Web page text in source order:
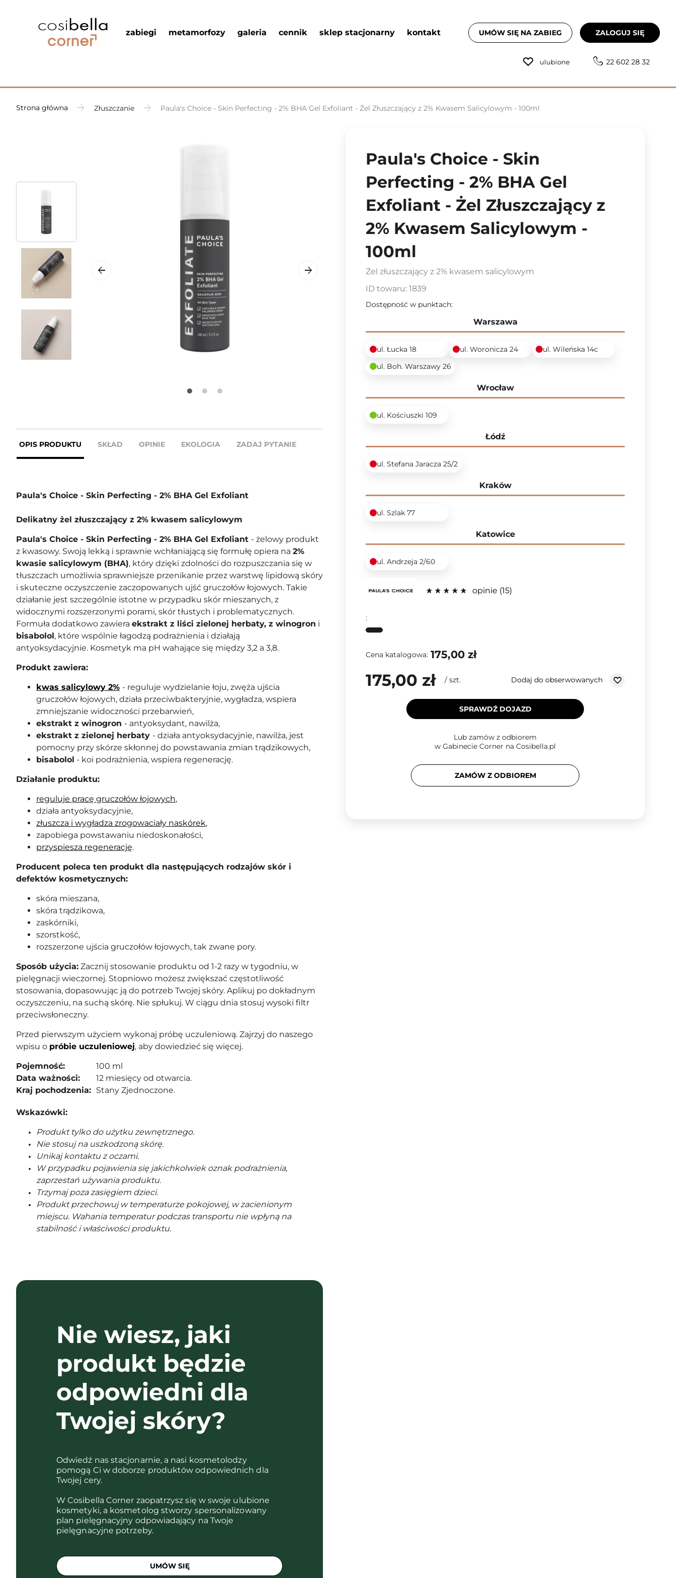
zabiegi metamorfozy galeria cennik sklep stacjonarny kontakt UMÓW SIĘ NA ZABIEG ZALOGUJ SIĘ
ulubione 22 602 28 32
Strona główna Złuszczanie Paula's Choice - Skin Perfecting - 2% BHA Gel Exfoliant - Żel Złuszczający z 2% Kwasem Salicylowym - 100ml
OPIS PRODUKTU SKŁAD OPINIE EKOLOGIA ZADAJ PYTANIE
Paula's Choice - Skin Perfecting - 2% BHA Gel Exfoliant
Delikatny żel złuszczający z 2% kwasem salicylowym
Paula's Choice - Skin Perfecting - 2% BHA Gel Exfoliant - żelowy produkt
z kwasowy. Swoją lekką i sprawnie wchłaniającą się formułę opiera na 2%
kwasie salicylowym (BHA), który dzięki zdolności do rozpuszczania się w
tłuszczach umożliwia sprawniejsze przenikanie przez warstwę lipidową skóry
i skuteczne oczyszczenie zaczopowanych ujść gruczołów łojowych. Takie
działanie jest szczególnie istotne w przypadku skór mieszanych, z
widocznymi rozszerzonymi porami, skór tłustych i problematycznych.
Formuła dodatkowo zawiera ekstrakt z liści zielonej herbaty, z winogron i
bisabolol, które wspólnie łagodzą podrażnienia i działają
antyoksydacyjnie. Kosmetyk ma pH wahające się między 3,2 a 3,8.
Produkt zawiera:
kwas salicylowy 2% - reguluje wydzielanie łoju, zwęża ujścia
gruczołów łojowych, działa przeciwbakteryjnie, wygładza, wspiera
zmniejszanie widoczności przebarwień,
ekstrakt z winogron - antyoksydant, nawilża,
ekstrakt z zielonej herbaty - działa antyoksydacyjnie, nawilża, jest
pomocny przy skórze skłonnej do powstawania zmian trądzikowych,
bisabolol - koi podrażnienia, wspiera regenerację.
Działanie produktu:
reguluje pracę gruczołów łojowych,
działa antyoksydacyjnie,
złuszcza i wygładza zrogowaciały naskórek,
zapobiega powstawaniu niedoskonałości,
przyspiesza regenerację.
Producent poleca ten produkt dla następujących rodzajów skór i
defektów kosmetycznych:
skóra mieszana,
skóra trądzikowa,
zaskórniki,
szorstkość,
rozszerzone ujścia gruczołów łojowych, tak zwane pory.
Sposób użycia: Zacznij stosowanie produktu od 1-2 razy w tygodniu, w
pielęgnacji wieczornej. Stopniowo możesz zwiększać częstotliwość
stosowania, dopasowując ją do potrzeb Twojej skóry. Aplikuj po dokładnym
oczyszczeniu, na suchą skórę. Nie spłukuj. W ciągu dnia stosuj wysoki filtr
przeciwsłoneczny.
Przed pierwszym użyciem wykonaj próbę uczuleniową. Zajrzyj do naszego
wpisu o próbie uczuleniowej, aby dowiedzieć się więcej.
Pojemność:
100 ml
Data ważności:
12 miesięcy od otwarcia.
Kraj pochodzenia: Stany Zjednoczone.
Wskazówki:
Produkt tylko do użytku zewnętrznego.
Nie stosuj na uszkodzoną skórę.
Unikaj kontaktu z oczami.
W przypadku pojawienia się jakichkolwiek oznak podrażnienia,
zaprzestań używania produktu.
Trzymaj poza zasięgiem dzieci.
Produkt przechowuj w temperaturze pokojowej, w zacienionym
miejscu. Wahania temperatur podczas transportu nie wpłyną na
stabilność i właściwości produktu.
Nie wiesz, jaki
produkt będzie
odpowiedni dla
Twojej skóry?
Odwiedź nas stacjonarnie, a nasi kosmetolodzy
pomogą Ci w doborze produktów odpowiednich dla
Twojej cery.
W Cosibella Corner zaopatrzysz się w swoje ulubione
kosmetyki, a kosmetolog stworzy spersonalizowany
plan pielęgnacyjny odpowiadający na Twoje
pielęgnacyjne potrzeby.
UMÓW SIĘ
Paula's Choice - Skin
Perfecting - 2% BHA Gel
Exfoliant - Żel Złuszczający z
2% Kwasem Salicylowym -
100ml
Żel złuszczający z 2% kwasem salicylowym
ID towaru: 1839
Dostępność w punktach:
Warszawa
ul. Łucka 18 ul. Woronicza 24
ul. Wileńska 14c
ul. Boh. Warszawy 26
Wrocław
ul. Kościuszki 109
Łódź
ul. Stefana Jaracza 25/2
Kraków
ul. Szlak 77
Katowice
ul. Andrzeja 2/60
opinie 15
:
Cena katalogowa: 175,00 zł
175,00 zł / szt. Dodaj do obserwowanych
SPRAWDŹ DOJAZD
Lub zamów z odbiorem
w Gabinecie Corner na Cosibella.pl
ZAMÓW Z ODBIOREM